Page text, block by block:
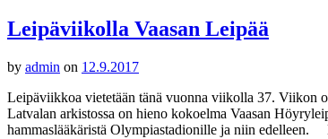
Leipäviikolla Vaasan Leipää
by admin on 12.9.2017
Leipäviikkoa vietetään tänä vuonna viikolla 37. Viikon
Latvalan arkistossa on hieno kokoelma Vaasan
hammaslääkäristä Olympiastadionille ja niin